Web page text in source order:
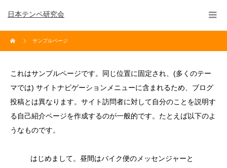
日本テンペ研究会
サンプルページ
これはサンプルページです。同じ位置に固定され、(多くのテー
マでは) サイトナビゲーションメニューに含まれるため、ブログ
投稿とは異なります。サイト訪問者に対して自分のことを説明す
る自己紹介ページを作成するのが一般的です。たとえば以下のよ
うなものです。
はじめまして。昼間はバイク便のメッセンジャーと